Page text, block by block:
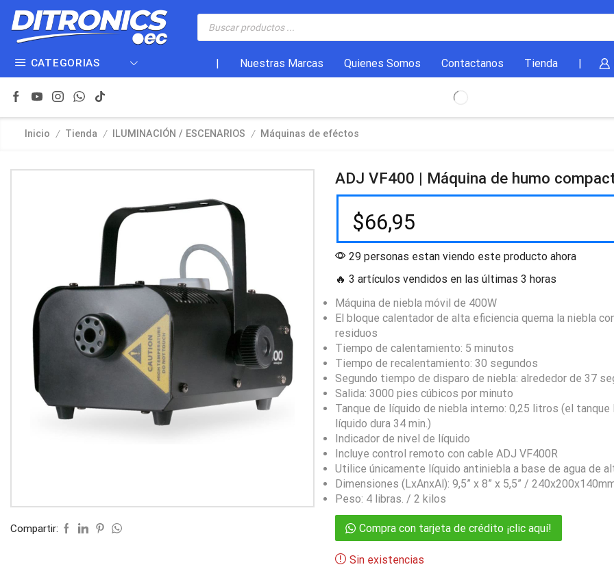
CATEGORIAS Nuestras Marcas Quienes Somos Contactanos Tienda
Inicio / Tienda / ILUMINACIÓN / ESCENARIOS / Máquinas de eféctos
Compartir:
ADJ VF400 | Máquina de humo
$66,95
29 personas estan viendo este producto ahora
🔥 3 artículos vendidos en las últimas 3 horas
Máquina de niebla móvil de 400W
El bloque calentador de alta eficiencia quema la niebla
residuos
Tiempo de calentamiento: 5 minutos
Tiempo de recalentamiento: 30 segundos
Segundo tiempo de disparo de niebla: alrededor de 37
Salida: 3000 pies cúbicos por minuto
Tanque de líquido de niebla interno: 0,25 litros (el tanque
líquido dura 34 min.)
Indicador de nivel de líquido
Incluye control remoto con cable ADJ VF400R
Utilice únicamente líquido antiniebla a base de agua de
Dimensiones (LxAnxAl): 9,5” x 8” x 5,5” /
Peso: 4 libras. / 2 kilos
Compra con tarjeta de crédito ¡clic aquí!
Sin existencias